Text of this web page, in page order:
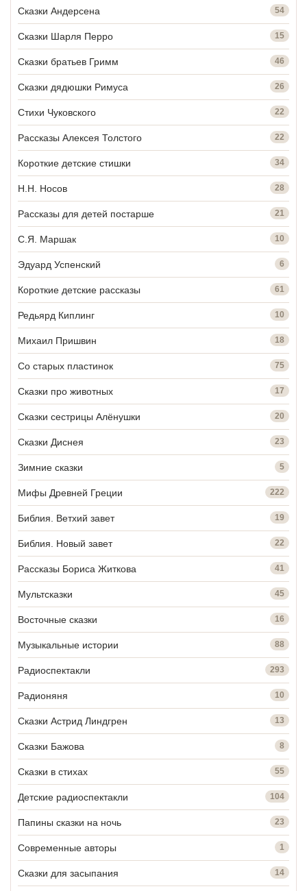
Сказки Андерсена 54
Сказки Шарля Перро 15
Сказки братьев Гримм 46
Сказки дядюшки Римуса 26
Стихи Чуковского 22
Рассказы Алексея Толстого 22
Короткие детские стишки 34
Н.Н. Носов 28
Рассказы для детей постарше 21
С.Я. Маршак 10
Эдуард Успенский 6
Короткие детские рассказы 61
Редьярд Киплинг 10
Михаил Пришвин 18
Со старых пластинок 75
Сказки про животных 17
Сказки сестрицы Алёнушки 20
Сказки Диснея 23
Зимние сказки 5
Мифы Древней Греции 222
Библия. Ветхий завет 19
Библия. Новый завет 22
Рассказы Бориса Житкова 41
Мультсказки 45
Восточные сказки 16
Музыкальные истории 88
Радиоспектакли 293
Радионяня 10
Сказки Астрид Линдгрен 13
Сказки Бажова 8
Сказки в стихах 55
Детские радиоспектакли 104
Папины сказки на ночь 23
Современные авторы 1
Сказки для засыпания 14